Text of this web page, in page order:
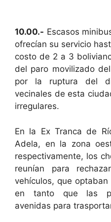
10.00.- Escasos
ofrecían su servicio
costo de 2 a 3
del paro movilizado
por la ruptura del
vecinales de esta
irregulares.
En la Ex Tranca de
Adela, en la zona
respectivamente, los
reunían para
vehículos, que
en tanto que las
avenidas para